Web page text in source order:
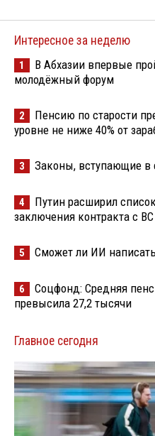
Интересное за неделю
1
В Абхазии впервые
молодёжный форум
2
Пенсию по старости
уровне не ниже 40% от
3 Законы, вступающие в
4
Путин расширил
заключения контракта с
5 Сможет ли ИИ
6
Соцфонд: Средняя
превысила 27,2 тысячи
Главное сегодня